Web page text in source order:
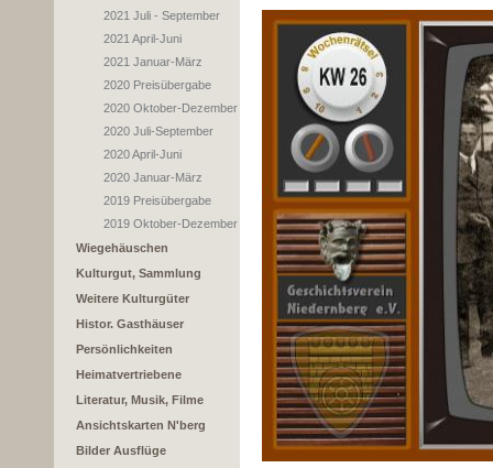
2021 Juli - September
2021 April-Juni
2021 Januar-März
2020 Preisübergabe
2020 Oktober-Dezember
2020 Juli-September
2020 April-Juni
2020 Januar-März
2019 Preisübergabe
2019 Oktober-Dezember
Wiegehäuschen
Kulturgut, Sammlung
Weitere Kulturgüter
Histor. Gasthäuser
Persönlichkeiten
Heimatvertriebene
Literatur, Musik, Filme
Ansichtskarten N'berg
Bilder Ausflüge